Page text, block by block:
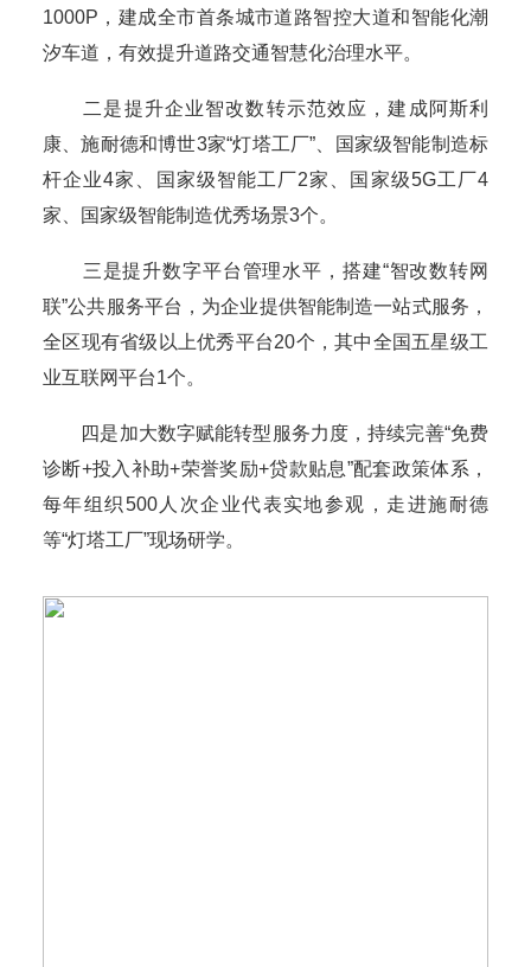
1000P，建成全市首条城市道路智控大道和智能化潮
汐车道，有效提升道路交通智慧化治理水平。
二是提升企业智改数转示范效应，建成阿斯利
康、施耐德和博世3家“灯塔工厂”、国家级智能制造标
杆企业4家、国家级智能工厂2家、国家级5G工厂4
家、国家级智能制造优秀场景3个。
三是提升数字平台管理水平，搭建“智改数转网
联”公共服务平台，为企业提供智能制造一站式服务，
全区现有省级以上优秀平台20个，其中全国五星级工
业互联网平台1个。
四是加大数字赋能转型服务力度，持续完善“免费
诊断+投入补助+荣誉奖励+贷款贴息”配套政策体系，
每年组织500人次企业代表实地参观，走进施耐德
等“灯塔工厂”现场研学。